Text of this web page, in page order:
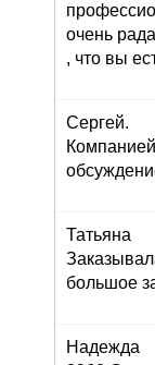
очень
, что вы
Сергей.
Татьяна
большое
Надежда